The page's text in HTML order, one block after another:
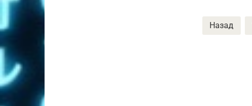
Назад